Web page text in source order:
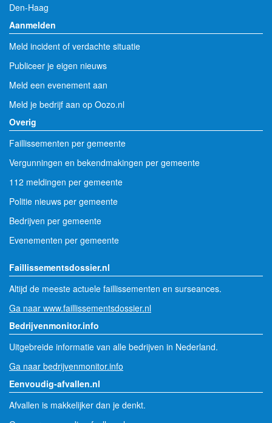
Den-Haag
Aanmelden
Meld incident of verdachte situatie
Publiceer je eigen nieuws
Meld een evenement aan
Meld je bedrijf aan op Oozo.nl
Overig
Faillissementen per gemeente
Vergunningen en bekendmakingen per gemeente
112 meldingen per gemeente
Politie nieuws per gemeente
Bedrijven per gemeente
Evenementen per gemeente
Faillissementsdossier.nl
Altijd de meeste actuele faillissementen en surseances.
Ga naar www.faillissementsdossier.nl
Bedrijvenmonitor.info
Uitgebreide informatie van alle bedrijven in Nederland.
Ga naar bedrijvenmonitor.info
Eenvoudig-afvallen.nl
Afvallen is makkelijker dan je denkt.